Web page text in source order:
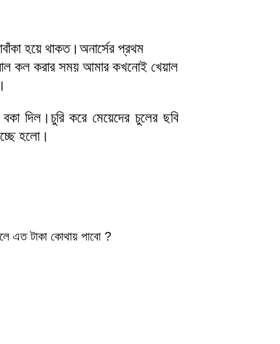
হয়ে থাকত।অনার্সের প্রথম
কল করার সময় আমার কখনোই খেয়াল
দিল।চুরি করে মেয়েদের চুলের ছবি
হলো।
টাকা কোথায় পাবো ?